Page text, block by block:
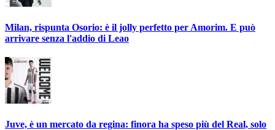
Milan, rispunta Osorio: è il jolly perfetto per Amorim. E può
arrivare senza l'addio di Leao
Juve, è un mercato da regina: finora ha speso più del Real, solo